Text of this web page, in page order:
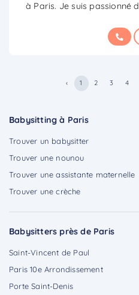
Babysitting à Paris
Trouver un babysitter
Trouver une nounou
Trouver une assistante maternelle
Trouver une crèche
Babysitters près de Paris
Saint-Vincent de Paul
Paris 10e Arrondissement
Porte Saint-Denis
à Paris. Je suis passionné
‹ 1 2 3 4